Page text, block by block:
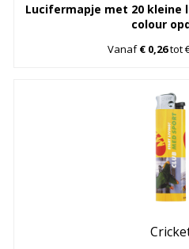
Lucifermapje met 20 kleine
colour
Vanaf€ 0,26tot